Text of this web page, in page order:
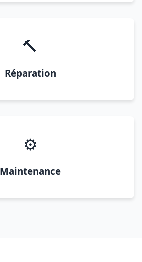
🔨
Réparation
⚙️
Maintenance